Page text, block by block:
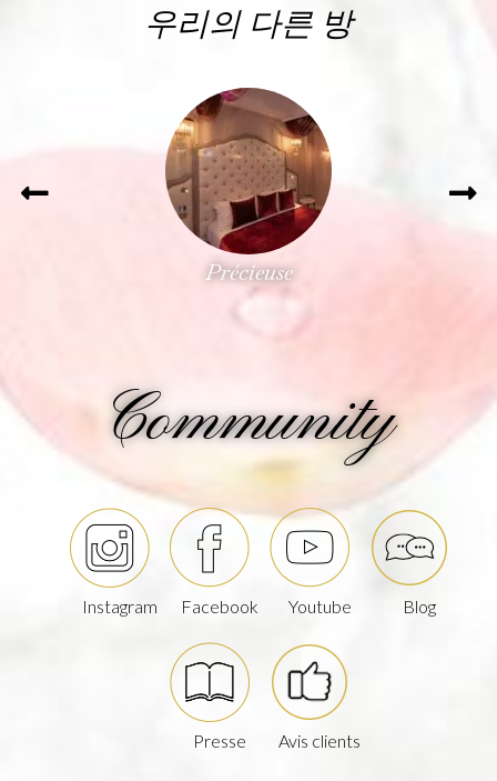
우리의 다른 방
Précieuse
Community
Instagram Facebook Youtube Blog
Presse Avis clients